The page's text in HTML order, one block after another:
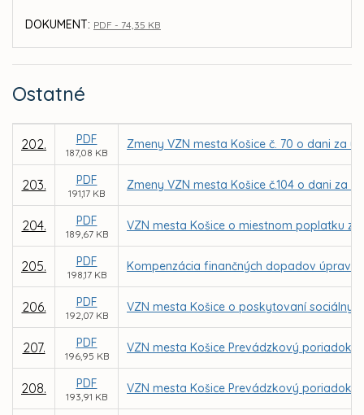
DOKUMENT: PDF - 74,35 KB
Ostatné
202. PDF
187,08 KB
Zmeny VZN mesta Košice č. 70 o dani za
203. PDF
191,17 KB
Zmeny VZN mesta Košice č.104 o dani za
204. PDF
189,67 KB
VZN mesta Košice o miestnom poplatku
205. PDF
198,17 KB
Kompenzácia finančných dopadov úpravy
206. PDF
192,07 KB
VZN mesta Košice o poskytovaní
207. PDF
196,95 KB
VZN mesta Košice Prevádzkový poriadok
208. PDF
193,91 KB
VZN mesta Košice Prevádzkový poriadok